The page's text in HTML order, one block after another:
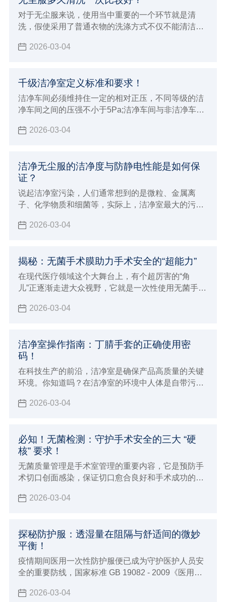
对于无尘服来说，使用当中重要的一个环节就是清
洗，假使采用了普通衣物的洗涤方式不仅不能清洁和
搬运过程中，也会有附着灰尘及微生物的危险，所以
2026-03-04
千级洁净室定义标准和要求！
洁净车间必须维持住一定的相对正压，不同等级的洁
净车间之间的压强不小于5Pa;洁净车间与非洁净车间
逆流到高级洁净车间
2026-03-04
洁净无尘服的洁净度与防静电性能是如何保
证？
说起洁净室污染，人们通常想到的是微粒、金属离
子、化学物质和细菌等，实际上，洁净室最大的污染
埃和静电的防护显得十分重要。
2026-03-04
揭秘：无菌手术膜助力手术安全的“超能力”
在现代医疗领域这个大舞台上，有个超厉害的“角
儿”正逐渐走进大众视野，它就是一次性使用无菌手术
2026-03-04
洁净室操作指南：丁腈手套的正确使用密
码！
在科技生产的前沿，洁净室是确保产品高质量的关键
环境。你知道吗？在洁净室的环境中人体是自带污染
装材料，从而会导致人体分泌的汗液毛发等污染物损
2026-03-04
必知！无菌检测：守护手术安全的三大 “硬
核” 要求！
无菌质量管理是手术室管理的重要内容，它是预防手
术切口创面感染，保证切口愈合良好和手术成功的必
2026-03-04
探秘防护服：透湿量在阻隔与舒适间的微妙
平衡！
疫情期间医用一次性防护服便已成为守护医护人员安
全的重要防线，国家标准 GB 19082 - 2009《医用一
2026-03-04